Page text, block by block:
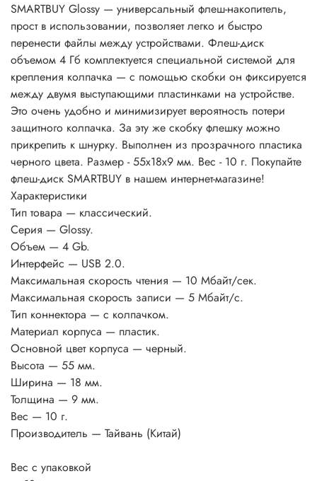
SMARTBUY Glossy — универсальный флеш-накопитель,
прост в использовании, позволяет легко и быстро
перенести файлы между устройствами. Флеш-диск
объемом 4 Гб комплектуется специальной системой для
крепления колпачка — с помощью скобки он фиксируется
между двумя выступающими пластинками на устройстве.
Это очень удобно и минимизирует вероятность потери
защитного колпачка. За эту же скобку флешку можно
прикрепить к шнурку. Выполнен из прозрачного пластика
черного цвета. Размер - 55х18х9 мм. Вес - 10 г. Покупайте
флеш-диск SMARTBUY в нашем интернет-магазине!
Характеристики
Тип товара — классический.
Серия — Glossy.
Объем — 4 Gb.
Интерфейс — USB 2.0.
Максимальная скорость чтения — 10 Мбайт/сек.
Максимальная скорость записи — 5 Мбайт/с.
Тип коннектора — с колпачком.
Материал корпуса — пластик.
Основной цвет корпуса — черный.
Высота — 55 мм.
Ширина — 18 мм.
Толщина — 9 мм.
Вес — 10 г.
Производитель — Тайвань (Китай)
Вес с упаковкой